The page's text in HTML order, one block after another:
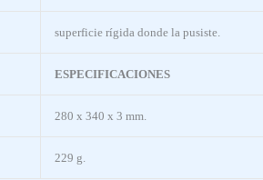
superficie rígida donde la pusiste.
ESPECIFICACIONES
280 x 340 x 3 mm.
229 g.